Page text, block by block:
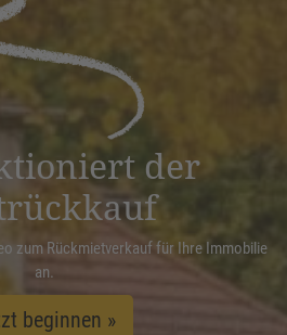
Platform
der
zum Rückmietverkauf für Ihre Immobilie
an.
beginnen »